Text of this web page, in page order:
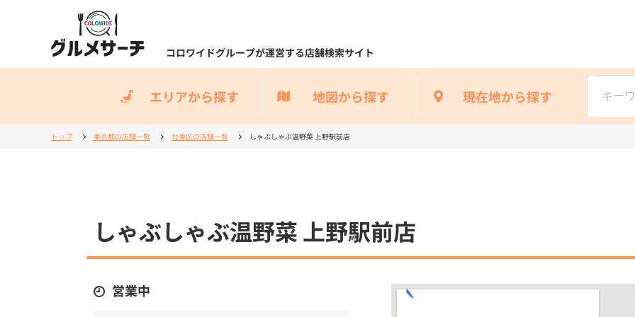
コロワイドグループが運営する店舗検索サイト
エリアから探す 地図から探す 現在地から探す
トップ 東京都の店舗一覧 台東区の店舗一覧 しゃぶしゃぶ温野菜 上野駅前店
しゃぶしゃぶ温野菜 上野駅前店
営業中